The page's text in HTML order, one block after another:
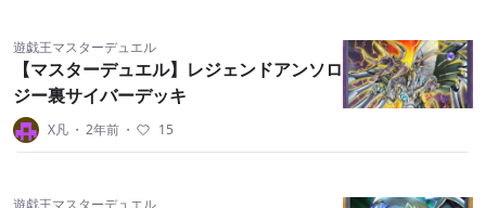
遊戯王マスターデュエル
【マスターデュエル】レジェンドアンソロ
ジー裏サイバーデッキ
X凡 ・ 2年前 ・ 15
遊戯王マスターデュエル